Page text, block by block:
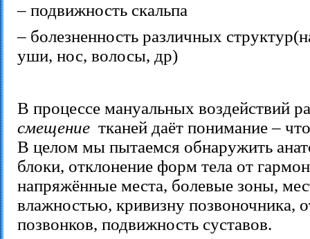
– подвижность скальпа
– болезненность различных
уши, нос, волосы, др)
В процессе мануальных воздействий
смещение тканей даёт понимание –
В целом мы пытаемся обнаружить
блоки, отклонение форм тела от
напряжённые места, болевые зоны,
влажностью, кривизну позвоночника,
позвонков, подвижность суставов.